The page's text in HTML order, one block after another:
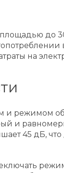
до 30
на
режимом
и
45 дБ, что